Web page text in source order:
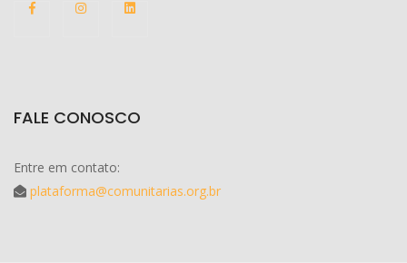
FALE CONOSCO
Entre em contato:
plataforma@comunitarias.org.br